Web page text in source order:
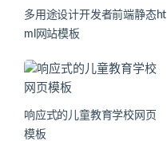
多用途设计开发者前端静态ht
ml网站模板
响应式的儿童教育学校网页
模板